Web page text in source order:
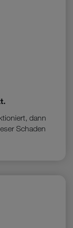
dann
Schaden
ein ähnliches
Union aufweisen